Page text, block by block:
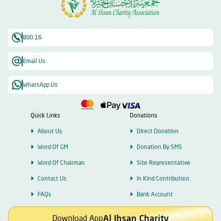
المحسنون للتبرع، طمعاً في الثواب والأجر؛ لذا فإن الجمعية رسمت خططاً عدة
خيرية عدة، وستكون حريصة على البقاء في مقدمة الميادين الخيرية في دولة
800 16
Email Us
WhatsApp Us
Quick Links
About Us
Word Of GM
Word Of Chairman
Contact Us
FAQs
Donations
Direct Donation
Donation By SMS
Site Representative
In Kind Contribution
Bank Account
Download AppAl Ihsan Charity